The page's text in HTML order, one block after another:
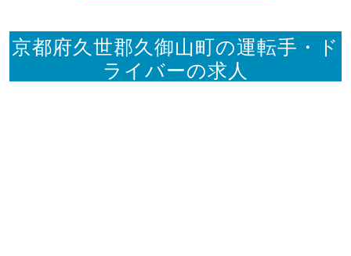
京都府久世郡久御山町の運転手・ド
ライバーの求人